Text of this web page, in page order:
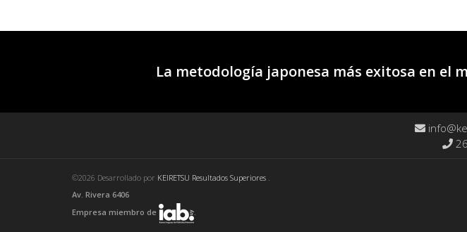
La metodología japonesa más exitosa en el
©2026 Desarrollado por KEIRETSU Resultados Superiores .
Av. Rivera 6406
Empresa miembro de
.